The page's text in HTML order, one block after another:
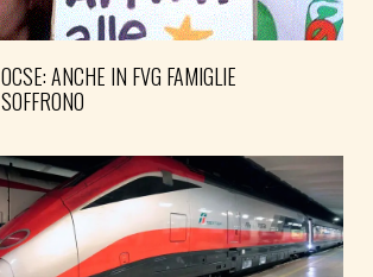
OCSE: ANCHE IN FVG FAMIGLIE
SOFFRONO